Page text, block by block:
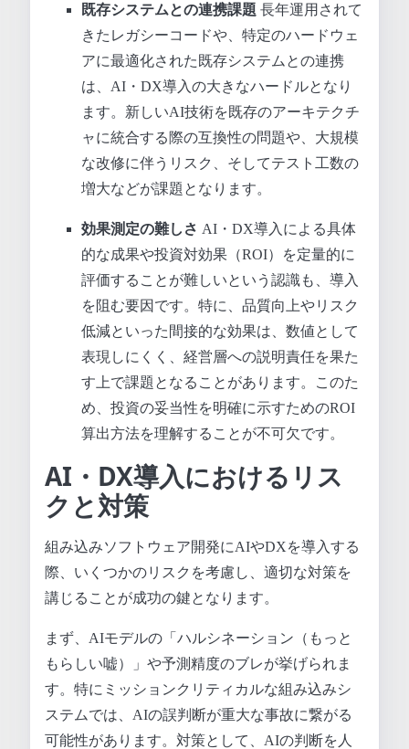
既存システムとの連携課題 長年運用されて
きたレガシーコードや、特定のハードウェ
アに最適化された既存システムとの連携
は、AI・DX導入の大きなハードルとなり
ます。新しいAI技術を既存のアーキテクチ
ャに統合する際の互換性の問題や、大規模
な改修に伴うリスク、そしてテスト工数の
増大などが課題となります。
効果測定の難しさ AI・DX導入による具体
的な成果や投資対効果（ROI）を定量的に
評価することが難しいという認識も、導入
を阻む要因です。特に、品質向上やリスク
低減といった間接的な効果は、数値として
表現しにくく、経営層への説明責任を果た
す上で課題となることがあります。このた
め、投資の妥当性を明確に示すためのROI
算出方法を理解することが不可欠です。
AI・DX導入におけるリス
クと対策
組み込みソフトウェア開発にAIやDXを導入する
際、いくつかのリスクを考慮し、適切な対策を
講じることが成功の鍵となります。
まず、AIモデルの「ハルシネーション（もっと
もらしい嘘）」や予測精度のブレが挙げられま
す。特にミッションクリティカルな組み込みシ
ステムでは、AIの誤判断が重大な事故に繋がる
可能性があります。対策として、AIの判断を人